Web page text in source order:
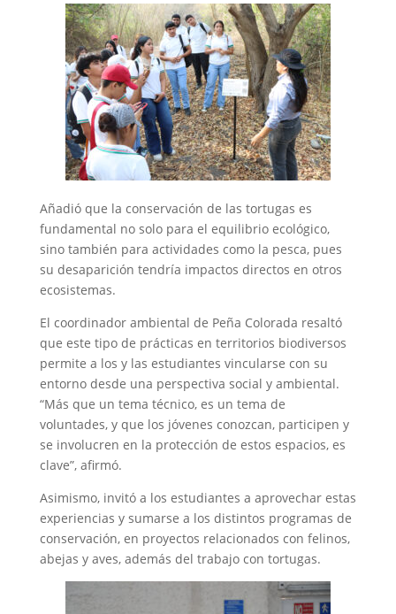
Añadió que la conservación de las tortugas es
fundamental no solo para el equilibrio ecológico,
sino también para actividades como la pesca, pues
su desaparición tendría impactos directos en otros
ecosistemas.
El coordinador ambiental de Peña Colorada resaltó
que este tipo de prácticas en territorios biodiversos
permite a los y las estudiantes vincularse con su
entorno desde una perspectiva social y ambiental.
“Más que un tema técnico, es un tema de
voluntades, y que los jóvenes conozcan, participen y
se involucren en la protección de estos espacios, es
clave”, afirmó.
Asimismo, invitó a los estudiantes a aprovechar estas
experiencias y sumarse a los distintos programas de
conservación, en proyectos relacionados con felinos,
abejas y aves, además del trabajo con tortugas.